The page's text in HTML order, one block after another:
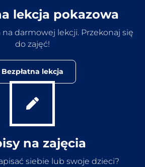
lekcja pokazowa
na darmowej lekcji. Przekonaj się
do zajęć!
Bezpłatna lekcja
na zajęcia
siebie lub swoje dzieci?